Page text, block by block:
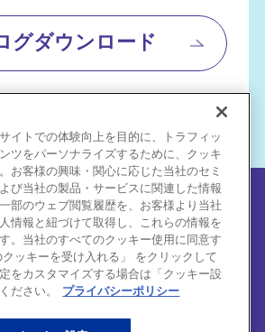
グダウンロード
個人情報保護方針
トご利用にあたって
推奨環境
会社概要
イトでの体験向上を目的に、トラフィッ
ツをパーソナライズするために、クッキ
お客様の興味・関心に応じた当社のセミ
び当社の製品・サービスに関連した情報
部のウェブ閲覧履歴を、お客様より当社
情報と紐づけて取得し、これらの情報を
。当社のすべてのクッキー使用に同意す
ッキーを受け入れる」 をクリックして
をカスタマイズする場合は「クッキー設
ださい。
プライバシーポリシー